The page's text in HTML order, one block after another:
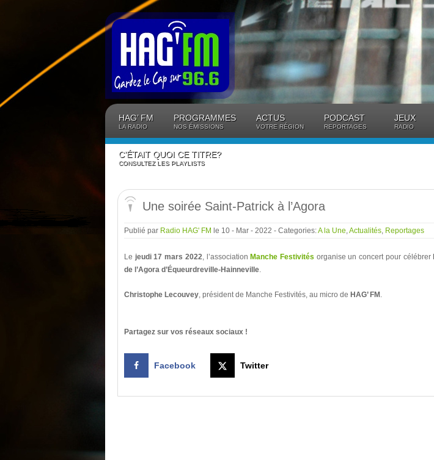
HAG’ FM
LA RADIO
PROGRAMMES
NOS ÉMISSIONS
ACTUS
VOTRE RÉGION
PODCAST
REPORTAGES
JEUX
RADIO
C’ÉTAIT QUOI CE TITRE?
CONSULTEZ LES PLAYLISTS
Une soirée Saint-Patrick à l’Agora
Publié par Radio HAG' FM le 10 - Mar - 2022 - Categories:A la Une,Actualités, Reportages
Le jeudi 17 mars 2022, l’association Manche Festivités organise un concert pour célébrer
de l’Agora d’Équeurdreville-Hainneville.
Christophe Lecouvey, président de Manche Festivités, au micro de HAG’ FM .
Partagez sur vos réseaux sociaux !
Facebook Twitter